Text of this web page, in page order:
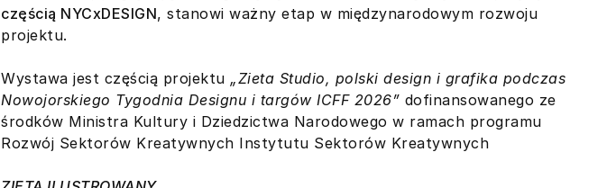
częścią NYCxDESIGN, stanowi ważny etap w międzynarodowym rozwoju
projektu.
Wystawa jest częścią projektu „Zieta Studio, polski design i grafika podczas
Nowojorskiego Tygodnia Designu i targów ICFF 2026” dofinansowanego ze
środków Ministra Kultury i Dziedzictwa Narodowego w ramach programu
Rozwój Sektorów Kreatywnych Instytutu Sektorów Kreatywnych